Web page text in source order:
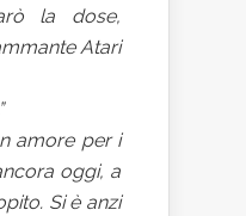
la dose,
Atari
amore per i
oggi, a
Si è anzi